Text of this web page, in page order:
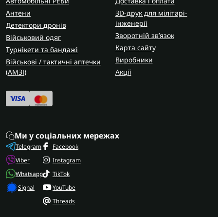
Антени
Детектори дронів
Військовий одяг
Турнікети та бандажі
Військові / тактичні аптечки
(AMЗІ)
3D-друк для мілітарі-
інженерії
Зворотній зв’язок
Карта сайту
Виробники
Акції
Ми у соціальних мережах
Telegram
Viber
Whatsapp
Signal
Facebook
Instagram
TikTok
YouTube
Threads